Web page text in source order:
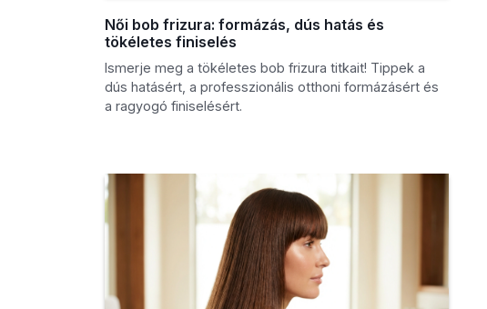
Női bob frizura: formázás, dús hatás és
tökéletes finiselés
Ismerje meg a tökéletes bob frizura titkait! Tippek a
dús hatásért, a professzionális otthoni formázásért és
a ragyogó finiselésért.